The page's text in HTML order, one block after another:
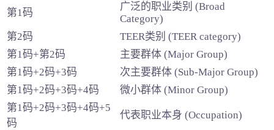
第1码
广泛的职业类别 (Broad
Category)
第2码
TEER类别 (TEER category)
第1码+第2码
主要群体 (Major Group)
第1码+2码+3码
次主要群体 (Sub-Major Group)
第1码+2码+3码+4码
微小群体 (Minor Group)
第1码+2码+3码+4码+5
码
代表职业本身 (Occupation)